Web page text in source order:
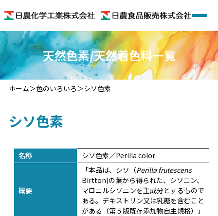
ホーム
会社概要
機能性食品素材
機能性食品
天然色素/天然着色料一覧
ホーム 色のいろいろ シソ色素
シソ色素
名称 シソ色素／Perilla color
概要
「本品は、シソ（Perilla frutescens
Birtton)の葉から得られた、シソニン、
マロニルシソニンを主成分とするもので
ある。デキストリン又は乳糖を含むこと
がある（第５版既存添加物自主規格）」